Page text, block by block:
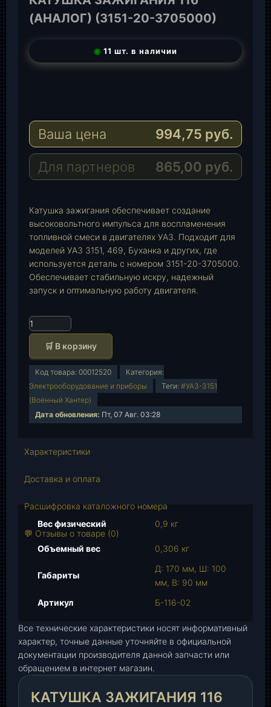
(АНАЛОГ) (3151-20-3705000)
◉ 11 шт. в наличии
e
r
a
m
a
s
A
p
a
i
l
Ваша цена 994,75 руб.
Для партнеров 865,00 руб.
Катушка зажигания обеспечивает создание
высоковольтного импульса для воспламенения
топливной смеси в двигателях УАЗ. Подходит для
моделей УАЗ 3151, 469, Буханка и других, где
используется деталь с номером 3151-20-3705000.
Обеспечивает стабильную искру, надежный
запуск и оптимальную работу двигателя.
К
о
и
с
о
о
а
а
а
з
а
ж
🛒 В корзину
Код товара: 00012520
Категория:
Электрооборудование и приборы
Теги: #УАЗ-3151
(Военный Хантер)
Дата обновления: Пт, 07 Авг. 03:28
Характеристики
Доставка и оплата
Расшифровка каталожного номера
💬 Отзывы о товаре (0)
Вес физический 0,9 кг
Объемный вес 0,306 кг
Габариты
Д: 170 мм, Ш: 100
мм, В: 90 мм
Артикул
Б-116-02
Все технические характеристики носят информативный
характер, точные данные уточняйте в официальной
документации производителя данной запчасти или
обращением в интернет магазин.
КАТУШКА ЗАЖИГАНИЯ 116